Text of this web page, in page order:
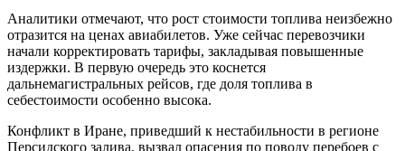
Аналитики отмечают, что рост стоимости топлива неизбежно
отразится на ценах авиабилетов. Уже сейчас перевозчики
начали корректировать тарифы, закладывая повышенные
издержки. В первую очередь это коснется
дальнемагистральных рейсов, где доля топлива в
себестоимости особенно высока.
Конфликт в Иране, приведший к нестабильности в регионе
Персидского залива, вызвал опасения по поводу перебоев с